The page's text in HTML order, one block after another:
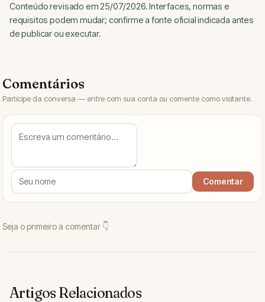
Conteúdo revisado em 25/07/2026. Interfaces, normas e
requisitos podem mudar; confirme a fonte oficial indicada antes
de publicar ou executar.
Artigos Relacionados